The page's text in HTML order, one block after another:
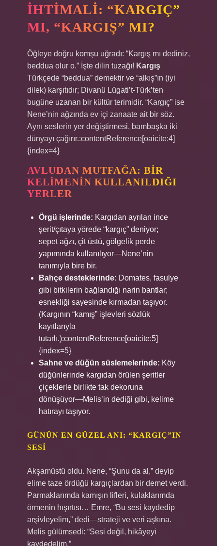
IHTIMALI: “KARGIÇ”
MI, “KARGIŞ” MI?
Öğleye doğru komşu uğradı: “Kargış mı dediniz,
beddua olur o.” İşte dilin tuzağı! Kargış
Türkçede “beddua” demektir ve “alkış”ın (iyi
dilek) karşıtıdır; Divanü Lügati’t-Türk’ten
bugüne uzanan bir kültür terimidir. “Kargıç” ise
Nene’nin ağzında ev içi zanaate ait bir söz.
Aynı seslerin yer değiştirmesi, bambaşka iki
dünyayı çağırır.:contentReference[oaicite:4]
{index=4}
AVLUDAN MUTFAĞA: BIR
KELIMENIN KULLANILDIĞI
YERLER
Örgü işlerinde: Kargıdan ayrılan ince
şerit/çıtaya yörede “kargıç” deniyor;
sepet ağzı, çit üstü, gölgelik perde
yapımında kullanılıyor—Nene’nin
tanımıyla bire bir.
Bahçe desteklerinde: Domates, fasulye
gibi bitkilerin bağlandığı narin bantlar;
esnekliği sayesinde kırmadan taşıyor.
(Kargının “kamış” işlevleri sözlük
kayıtlarıyla
tutarlı.):contentReference[oaicite:5]
{index=5}
Sahne ve düğün süslemelerinde: Köy
düğünlerinde kargıdan örülen şeritler
çiçeklerle birlikte tak dekoruna
dönüşüyor—Melis’in dediği gibi, kelime
hatırayı taşıyor.
GÜNÜN EN GÜZEL ANI: “KARGIÇ”IN
SESI
Akşamüstü oldu. Nene, “Şunu da al,” deyip
elime taze ördüğü kargıçlardan bir demet verdi.
Parmaklarımda kamışın lifleri, kulaklarımda
örmenin hışırtısı… Emre, “Bu sesi kaydedip
arşivleyelim,” dedi—strateji ve veri aşkına.
Melis gülümsedi: “Sesi değil, hikâyeyi
kaydedelim.”